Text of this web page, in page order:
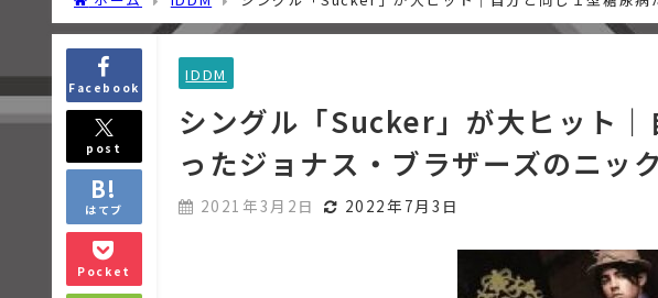
Facebook
post
はてブ
Pocket
IDDM
シングル「Sucker」が大ヒット
ったジョナス・ブラザーズのニック
2021年3月2日 2022年7月3日